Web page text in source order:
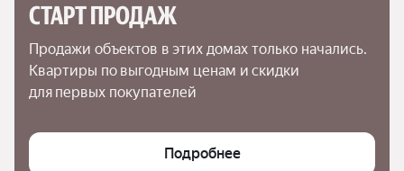
СТАРТ ПРОДАЖ
Продажи объектов в этих домах только начались.
Квартиры по выгодным ценам и скидки
для первых покупателей
Подробнее